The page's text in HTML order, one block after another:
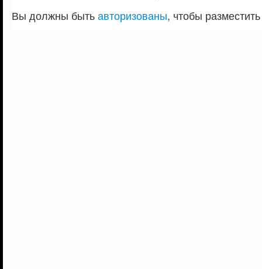
Вы должны бытьавторизованы, чтобы